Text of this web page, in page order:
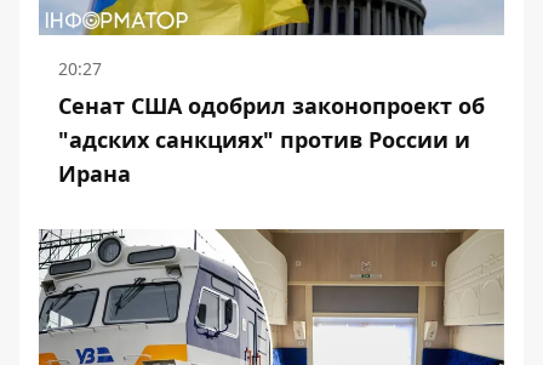
20:27
Сенат США одобрил законопроект об
"адских санкциях" против России и
Ирана